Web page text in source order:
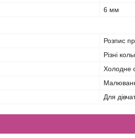
6 мм
Розпис
Різні
Холодне
Для